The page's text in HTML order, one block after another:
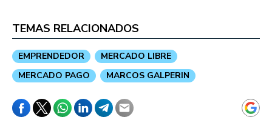
TEMAS RELACIONADOS
EMPRENDEDOR
MERCADO LIBRE
MERCADO PAGO
MARCOS GALPERIN